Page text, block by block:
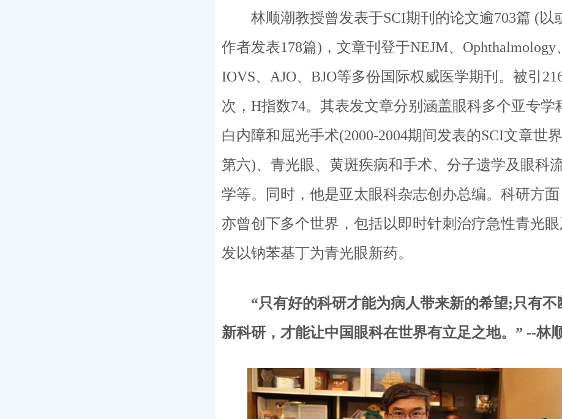
林顺潮教授曾发表于SCI期刊的论文逾703篇 (以
作者发表178篇)，文章刊登于NEJM、Ophthalmology、
IOVS、AJO、BJO等多份国际权威医学期刊。被引
次，H指数74。其表发文章分别涵盖眼科多个亚专学
白内障和屈光手术(2000-2004期间发表的SCI文章世
第六)、青光眼、黄斑疾病和手术、分子遗学及眼科
学等。同时，他是亚太眼科杂志创办总编。科研方
亦曾创下多个世界，包括以即时针刺治疗急性青光
发以钠苯基丁为青光眼新药。
“只有好的科研才能为病人带来新的希望;只有不
新科研，才能让中国眼科在世界有立足之地。” --林